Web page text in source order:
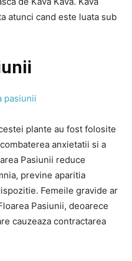
atunci cand este luata sub
plante au fost folosite
anxietatii si a
Pasiunii reduce
previne aparitia
Femeile gravide ar
Pasiunii, deoarece
cauzeaza contractarea